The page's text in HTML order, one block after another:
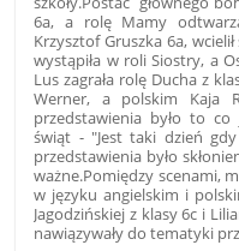
6a, a rolę Mamy
Krzysztof Gruszka 6a,
wystąpiła w roli Siostry, a
Lus zagrała rolę Ducha z
Werner, a polskim Kaja
przedstawienia było to
świąt - "Jest taki dzień gdy
przedstawienia było
ważne.Pomiędzy scenami,
w języku angielskim i
Jagodzińskiej z klasy 6c i
nawiązywały do tematyki